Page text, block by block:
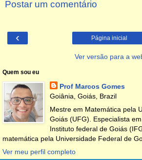
Postar um comentário
‹ Página inicial
Ver versão para a
Quem sou eu
Prof Marcos Gomes
Goiânia, Goiás, Brazil
Mestre em Matemática pela
Goiás (UFG). Especialista
Instituto federal de Goiás
matemática pela Universidade Federal de
Ver meu perfil completo